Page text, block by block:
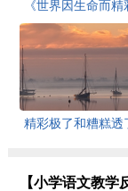
《世界因生命而
思
精彩极了和糟糕透
【小学语文教学